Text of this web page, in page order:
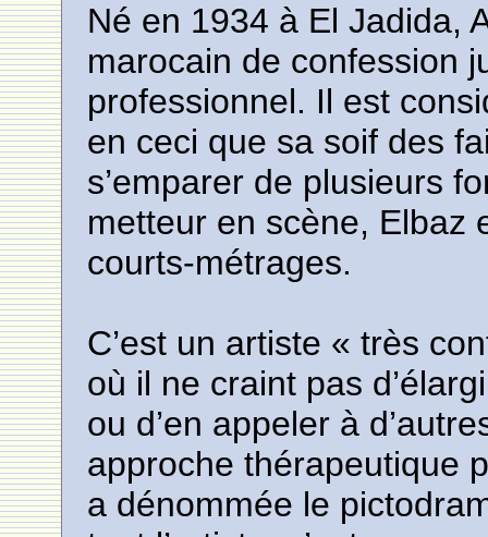
Né en 1934 à El Jadida,
marocain de confession
professionnel. Il est
en ceci que sa soif des
s’emparer de plusieurs
metteur en scène, Elbaz
courts-métrages.
C’est un artiste « très
où il ne craint pas
ou d’en appeler à
approche thérapeutique
a dénommée le